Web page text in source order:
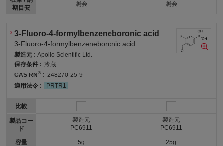
期目安
照会 照会
3-Fluoro-4-formylbenzeneboronic acid
3-Fluoro-4-formylbenzeneboronic acid
製造元 :Apollo Scientific Ltd.
保存条件 : 冷蔵
CAS RN® : 248270-25-9
適用法令 :
PRTR1
比較
製品コー
ド
容量
製造元
PC6911
5g
製造元
PC6911
25g